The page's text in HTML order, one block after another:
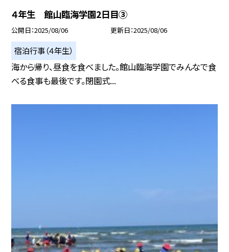
４年生 館山臨海学園2日目③
公開日 2025/08/06 更新日 2025/08/06
宿泊行事（４年生）
海から帰り、昼食を食べました。館山臨海学園でみんなで食
べる食事も最後です。閉園式...